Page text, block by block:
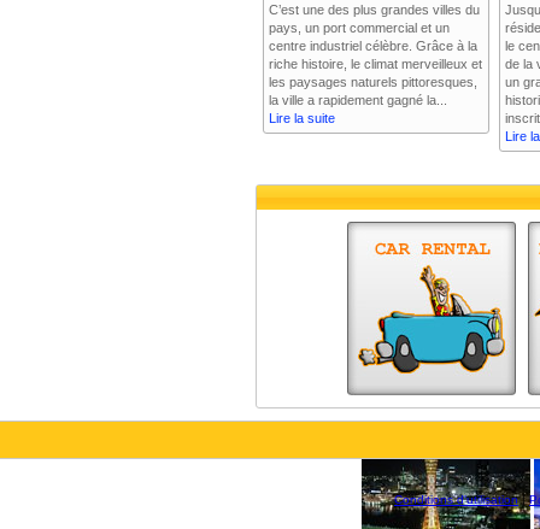
C’est une des plus grandes villes du
pays, un port commercial et un
centre industriel célèbre. Grâce à la
riche histoire, le climat merveilleux et
les paysages naturels pittoresques,
la ville a rapidement gagné la...
Lire la suite
le
de la
un
Lire
Conditions d'utilisation|